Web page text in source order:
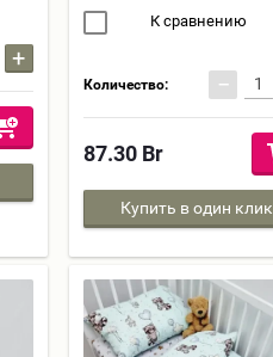
+
К сравнению
Количество: −
87.30 Br
Купить в один клик